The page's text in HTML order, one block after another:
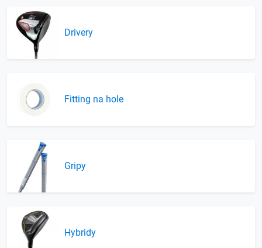
Drivery
Fitting na hole
Gripy
Hybridy